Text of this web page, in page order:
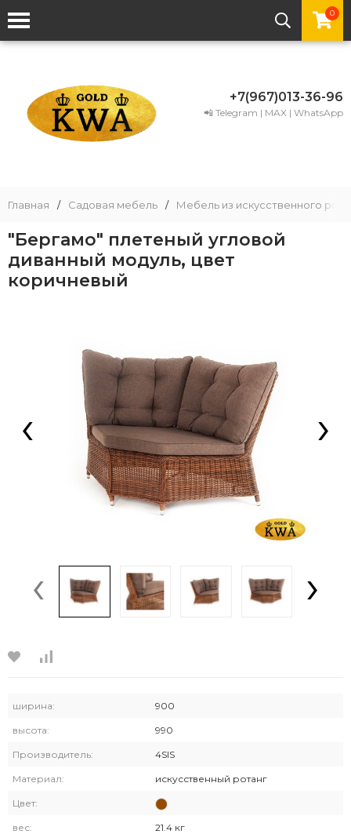
0
+7(967)013-36-96
📲 Telegram | MAX | WhatsApp
Главная / Садовая мебель / Мебель из искусственного
"Бергамо" плетеный угловой
диванный модуль, цвет
коричневый
‹ ›
‹ ›
ширина: 900
высота: 990
Производитель: 4SIS
Материал: искусственный ротанг
Цвет:
вес: 21.4 кг